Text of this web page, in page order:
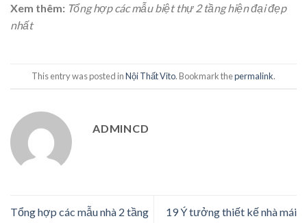
Xem thêm: Tổng hợp các mẫu biệt thự 2 tầng hiện đại đẹp
nhất
This entry was posted inNội Thất Vito. Bookmark thepermalink.
ADMINCD
Tổng hợp các mẫu nhà 2 tầng
19 Ý tưởng thiết kế nhà mái